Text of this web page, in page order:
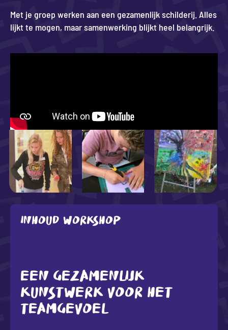
Met je groep werken aan een gezamenlijk schilderij. Alles
lijkt te mogen, maar samenwerking blijkt heel belangrijk.
Inhoud workshop
EEN GEZAMENLIJK
KUNSTWERK VOOR HET
TEAMGEVOEL